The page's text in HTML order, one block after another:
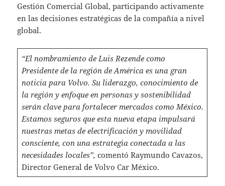
Gestión Comercial Global, participando activamente
en las decisiones estratégicas de la compañía a nivel
global.
“El nombramiento de Luis Rezende como
Presidente de la región de América es una gran
noticia para Volvo. Su liderazgo, conocimiento de
la región y enfoque en personas y sostenibilidad
serán clave para fortalecer mercados como México.
Estamos seguros que esta nueva etapa impulsará
nuestras metas de electrificación y movilidad
consciente, con una estrategia conectada a las
necesidades locales”, comentó Raymundo Cavazos,
Director General de Volvo Car México.